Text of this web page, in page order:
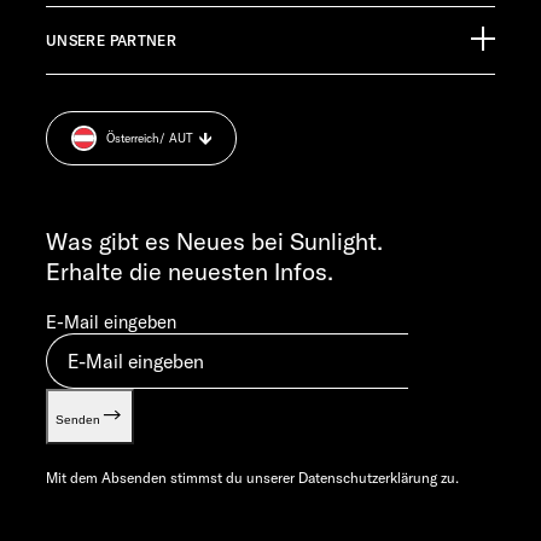
TECHNISCHER KUNDENDIENST
service@service.sunlight.de
MO-DO 7:30 – 12:00 UND 13:00 – 16:00 UHR
FR 7:30 – 12:00 UHR
info@sunlight.de
Anschlussgarantie
Impressum
Sicherheitshinweis
Cookie Consent
UNSERE PARTNER
Was gibt es Neues bei Sunlight.
Erhalte die neuesten Infos.
E-Mail eingeben
Senden
Mit dem Absenden stimmst du unserer Datenschutzerklärung zu.
Österreich/ AUT